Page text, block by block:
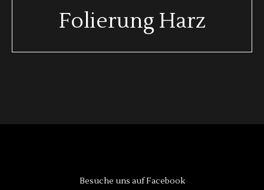
Folierung Harz
Besuche uns auf Facebook